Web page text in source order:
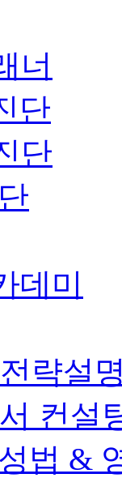
너
단
단
데미
략설
컨설
법 &